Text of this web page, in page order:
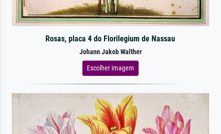
Rosas, placa 4 do Florilegium de Nassau
Johann Jakob Walther
Escolher imagem